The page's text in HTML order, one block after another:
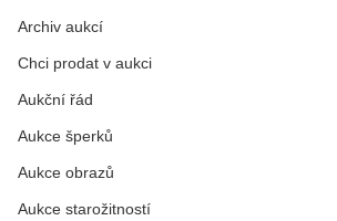
Archiv aukcí
Chci prodat v aukci
Aukční řád
Aukce šperků
Aukce obrazů
Aukce starožitností